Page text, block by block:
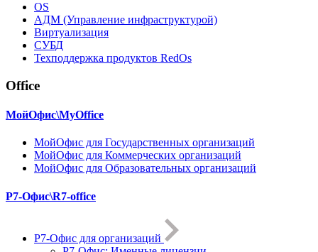
OS
АДМ (Управление инфраструктурой)
Виртуализация
СУБД
Техподдержка продуктов RedOs
Office
МойОфис\MyOffice
МойОфис для Государственных организаций
МойОфис для Коммерческих организаций
МойОфис для Образовательных организаций
Р7-Офис\R7-office
Р7-Офис для организаций